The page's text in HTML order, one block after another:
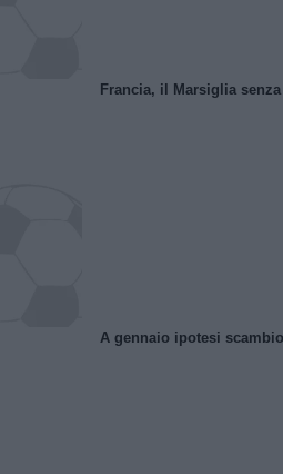
Francia, il Marsiglia
A gennaio ipotesi